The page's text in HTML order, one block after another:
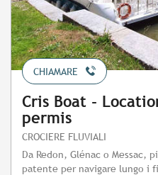
CHIAMARE
Cris Boat -
permis
CROCIERE FLUVIALI
Da Redon, Glénac o Messac,
patente per navigare lungo i